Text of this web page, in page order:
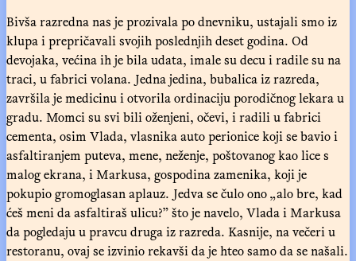
Bivša razredna nas je prozivala po dnevniku, ustajali smo iz
klupa i prepričavali svojih poslednjih deset godina. Od
devojaka, većina ih je bila udata, imale su decu i radile su na
traci, u fabrici volana. Jedna jedina, bubalica iz razreda,
završila je medicinu i otvorila ordinaciju porodičnog lekara u
gradu. Momci su svi bili oženjeni, očevi, i radili u fabrici
cementa, osim Vlada, vlasnika auto perionice koji se bavio i
asfaltiranjem puteva, mene, neženje, poštovanog kao lice s
malog ekrana, i Markusa, gospodina zamenika, koji je
pokupio gromoglasan aplauz. Jedva se čulo ono „alo bre, kad
ćeš meni da asfaltiraš ulicu?” što je navelo, Vlada i Markusa
da pogledaju u pravcu druga iz razreda. Kasnije, na večeri u
restoranu, ovaj se izvinio rekavši da je hteo samo da se našali.